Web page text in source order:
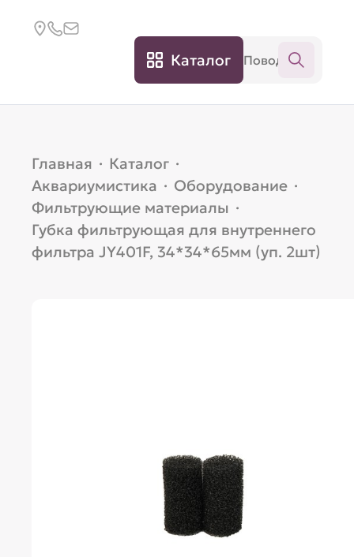
Каталог
Главная · Каталог ·
Аквариумистика · Оборудование ·
Фильтрующие материалы ·
Губка фильтрующая для внутреннего
фильтра JY401F, 34*34*65мм (уп. 2шт)